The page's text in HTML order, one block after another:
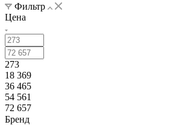
Фильтр
Цена
273
18 369
36 465
54 561
72 657
Бренд